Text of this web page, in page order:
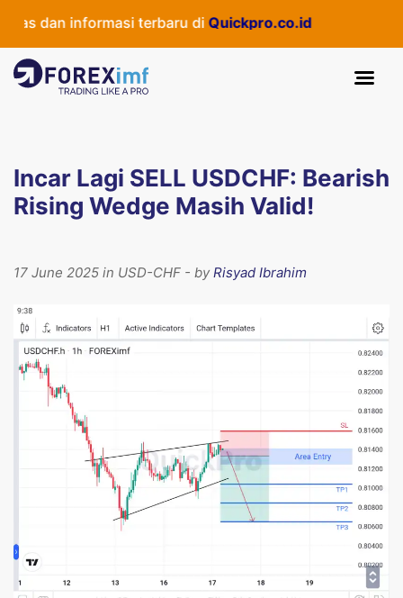
dan informasi terbaru diQuickpro.co.id
Incar Lagi SELL USDCHF: Bearish
Rising Wedge Masih Valid!
17 June 2025 in USD-CHF - byRisyad Ibrahim